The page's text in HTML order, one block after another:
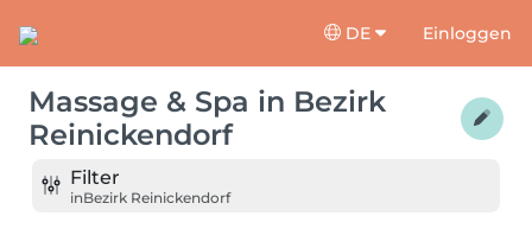
DE Einloggen
Massage & Spa in Bezirk
Reinickendorf
Filter
inBezirk Reinickendorf